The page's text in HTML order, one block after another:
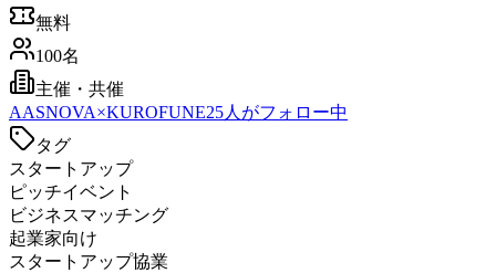
無料
100名
主催・共催
AASNOVA×KUROFUNE25人がフォロー中
タグ
スタートアップ
ピッチイベント
ビジネスマッチング
起業家向け
スタートアップ協業